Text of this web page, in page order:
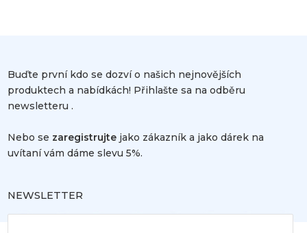
Buďte první kdo se dozví o našich nejnovějších
produktech a nabídkách! Přihlašte sa na odběru
newsletteru .
Nebo se zaregistrujte jako zákazník a jako dárek na
uvítaní vám dáme slevu 5%.
NEWSLETTER